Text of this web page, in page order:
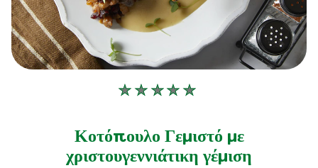
Δεν
αξιολογήσεις
για
Κοτόπουλο Γεμιστό με
χριστουγεννιάτικη γέμιση